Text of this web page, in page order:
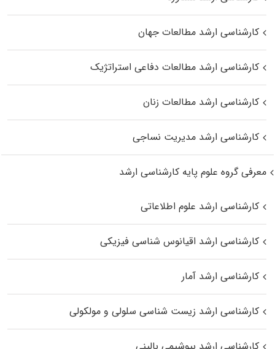
کارشناسی ارشد مطالعات جهان
کارشناسی ارشد مطالعات دفاعی استراتژیک
کارشناسی ارشد مطالعات زنان
کارشناسی ارشد مدیریت نساجی
معرفی گروه علوم پایه کارشناسی ارشد
کارشناسی ارشد علوم اطلاعاتی
کارشناسی ارشد اقیانوس‌ شناسی فیزیکی
کارشناسی ارشد آمار
کارشناسی ارشد زیست شناسی سلولی و مولکولی